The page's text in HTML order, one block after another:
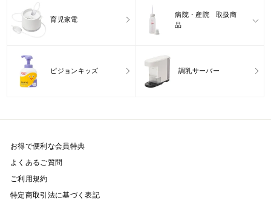
育児家電
病院・産院 取扱商
品
ピジョンキッズ 調乳サーバー
お得で便利な会員特典
よくあるご質問
ご利用規約
特定商取引法に基づく表記